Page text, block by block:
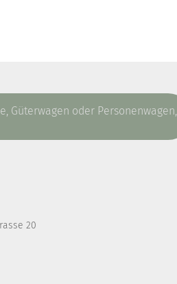
Güterwagen oder Personenwagen,
20